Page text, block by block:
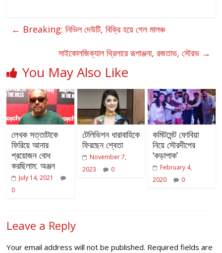
← Breaking: নিভিল দেউটি, বিক্রি হয়ে গেল মালঞ্চ
সাইকোলজিক্যাল থ্রিলারে রূপাঞ্জনা, রজতাভ, সৌরভ →
You May Also Like
লেখক সত্তাটাকে
ফিরিয়ে আনার
প্রয়োজন বোধ
করছিলাম: অঞ্জন
July 14, 2021
0
টেলিভিশন ধারাবাহিকে
ফিরছেন শ্বেতা
November 7,
2023
0
কমিটমেন্ট ফোবিয়া
নিয়ে সৌরদীপের
‘কড়াপাক’
February 4,
2020
0
Leave a Reply
Your email address will not be published. Required fields are